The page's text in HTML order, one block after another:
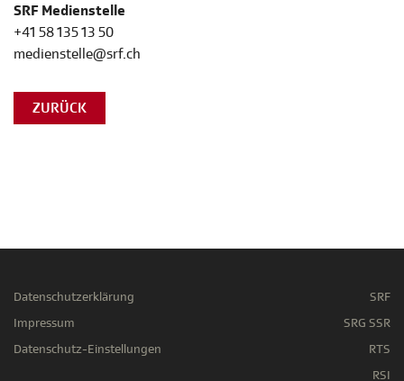
SRF Medienstelle
+41 58 135 13 50
medienstelle@srf.ch
ZURÜCK
Datenschutzerklärung
Impressum
Datenschutz-Einstellungen
SRF
SRG SSR
RTS
RSI